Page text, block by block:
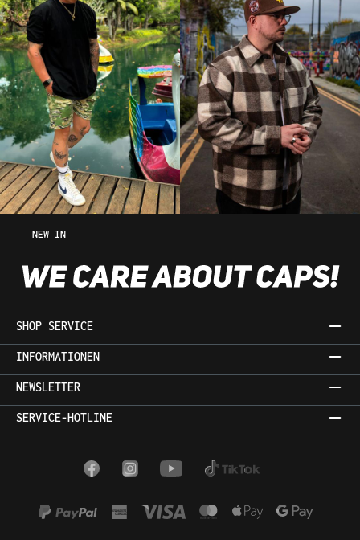
NEW IN
SHOP SERVICE
INFORMATIONEN
NEWSLETTER
SERVICE-HOTLINE